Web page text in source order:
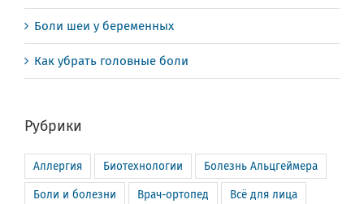
Боли шеи у беременных
Как убрать головные боли
Рубрики
Аллергия Биотехнологии Болезнь Альцгеймера
Боли и болезни Врач-ортопед Всё для лица